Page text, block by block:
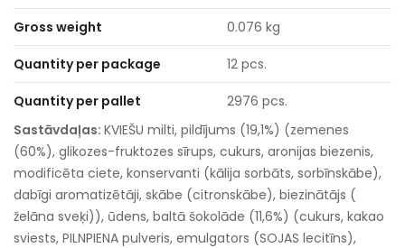
Gross weight 0.076 kg
Quantity per package 12 pcs.
Quantity per pallet
2976 pcs.
Sastāvdaļas: KVIEŠU milti, pildījums (19,1%) (zemenes
(60%), glikozes-fruktozes sīrups, cukurs, aronijas biezenis,
modificēta ciete, konservanti (kālija sorbāts, sorbīnskābe),
dabīgi aromatizētāji, skābe (citronskābe), biezinātājs (
želāna sveķi)), ūdens, baltā šokolāde (11,6%) (cukurs, kakao
sviests, PILNPIENA pulveris, emulgators (SOJAS lecitīns),